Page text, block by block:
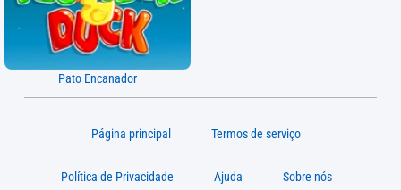
Pato Encanador
Página principal Termos de serviço
Política de Privacidade Ajuda Sobre nós